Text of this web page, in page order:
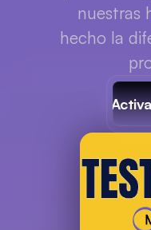
nuestras
hecho la